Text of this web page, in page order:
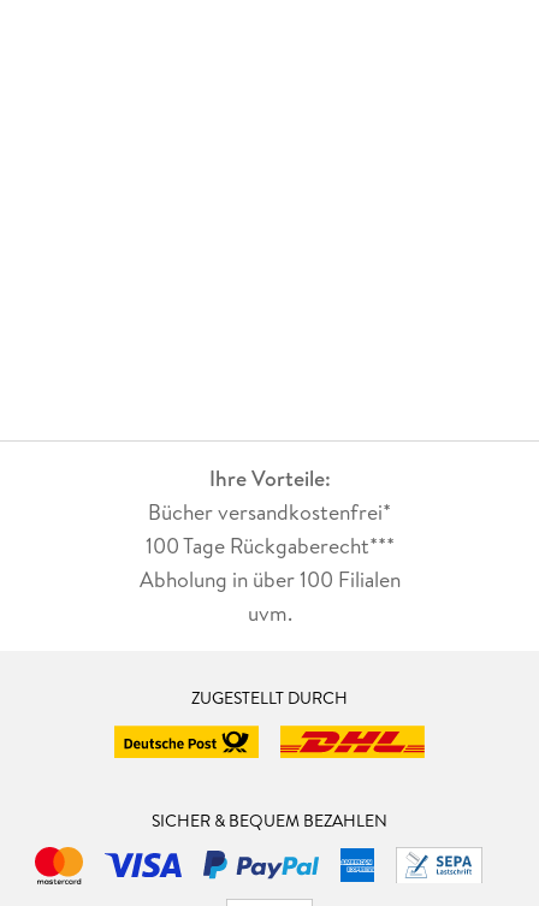
Ihre Vorteile:
Bücher versandkostenfrei*
100 Tage Rückgaberecht***
Abholung in über 100 Filialen
uvm.
ZUGESTELLT DURCH
SICHER & BEQUEM BEZAHLEN